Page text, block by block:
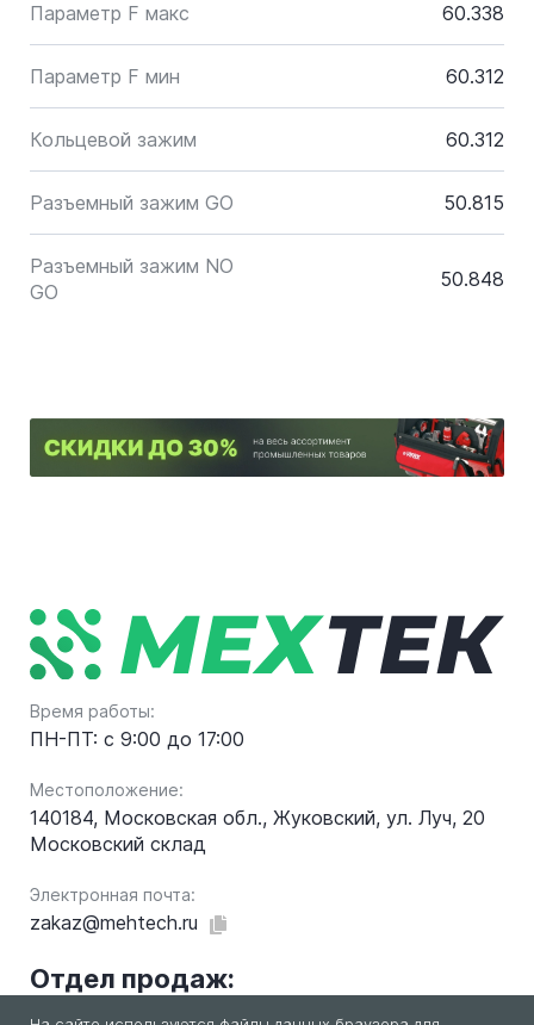
Параметр F макс 60.338
Параметр F мин 60.312
Кольцевой зажим 60.312
Разъемный зажим GO 50.815
Разъемный зажим NO
GO
50.848
Время работы:
ПН-ПТ: с 9:00 до 17:00
Местоположение:
140184, Московская обл., Жуковский, ул. Луч, 20
Московский склад
Электронная почта:
zakaz@mehtech.ru
Отдел продаж: